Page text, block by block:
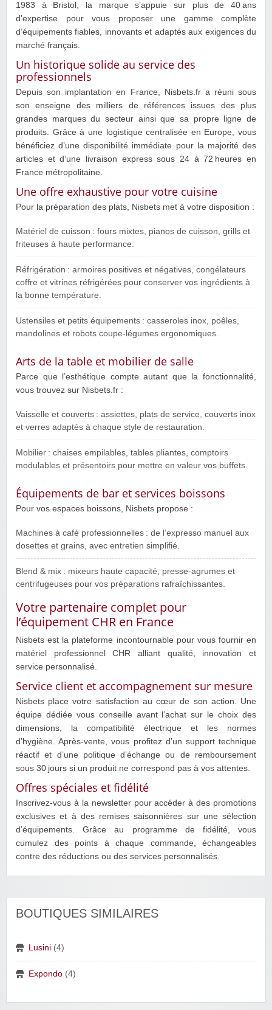
1983 à Bristol, la marque s’appuie sur plus de 40 ans
d’expertise pour vous proposer une gamme complète
d’équipements fiables, innovants et adaptés aux exigences du
marché français.
Un historique solide au service des
professionnels
Depuis son implantation en France, Nisbets.fr a réuni sous
son enseigne des milliers de références issues des plus
grandes marques du secteur ainsi que sa propre ligne de
produits. Grâce à une logistique centralisée en Europe, vous
bénéficiez d’une disponibilité immédiate pour la majorité des
articles et d’une livraison express sous 24 à 72 heures en
France métropolitaine.
Une offre exhaustive pour votre cuisine
Pour la préparation des plats, Nisbets met à votre disposition :
Matériel de cuisson : fours mixtes, pianos de cuisson, grills et
friteuses à haute performance.
Réfrigération : armoires positives et négatives, congélateurs
coffre et vitrines réfrigérées pour conserver vos ingrédients à
la bonne température.
Ustensiles et petits équipements : casseroles inox, poêles,
mandolines et robots coupe‑légumes ergonomiques.
Arts de la table et mobilier de salle
Parce que l’esthétique compte autant que la fonctionnalité,
vous trouvez sur Nisbets.fr :
Vaisselle et couverts : assiettes, plats de service, couverts inox
et verres adaptés à chaque style de restauration.
Mobilier : chaises empilables, tables pliantes, comptoirs
modulables et présentoirs pour mettre en valeur vos buffets.
Équipements de bar et services boissons
Pour vos espaces boissons, Nisbets propose :
Machines à café professionnelles : de l’expresso manuel aux
dosettes et grains, avec entretien simplifié.
Blend & mix : mixeurs haute capacité, presse‑agrumes et
centrifugeuses pour vos préparations rafraîchissantes.
Votre partenaire complet pour
l’équipement CHR en France
Nisbets est la plateforme incontournable pour vous fournir en
matériel professionnel CHR alliant qualité, innovation et
service personnalisé.
Service client et accompagnement sur mesure
Nisbets place votre satisfaction au cœur de son action. Une
équipe dédiée vous conseille avant l’achat sur le choix des
dimensions, la compatibilité électrique et les normes
d’hygiène. Après‑vente, vous profitez d’un support technique
réactif et d’une politique d’échange ou de remboursement
sous 30 jours si un produit ne correspond pas à vos attentes.
Offres spéciales et fidélité
Inscrivez‑vous à la newsletter pour accéder à des promotions
exclusives et à des remises saisonnières sur une sélection
d’équipements. Grâce au programme de fidélité, vous
cumulez des points à chaque commande, échangeables
contre des réductions ou des services personnalisés.
BOUTIQUES SIMILAIRES
Lusini (4)
Expondo (4)